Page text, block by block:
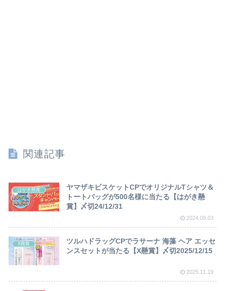
関連記事
はがき懸賞
ヤマザキビスケットCPでオリジナルTシャツ＆
トートバッグが500名様に当たる【はがき懸
賞】〆切24/12/31
2024.09.03
X懸賞
ツルハドラッグCPでラサーナ 海藻 ヘア エッセ
ンスセットが当たる【X懸賞】〆切2025/12/15
2025.11.19